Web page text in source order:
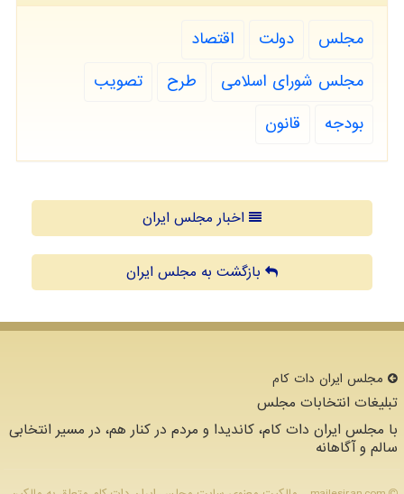
مجلس دولت
اقتصاد
مجلس شورای اسلامی
طرح
تصویب
بودجه
قانون
اخبار مجلس ایران
بازگشت به مجلس ایران
مجلس ایران دات كام
تبلیغات انتخابات مجلس
با مجلس ایران دات کام، کاندیدا و مردم در کنار هم، در مسیر انتخابی
سالم و آگاهانه